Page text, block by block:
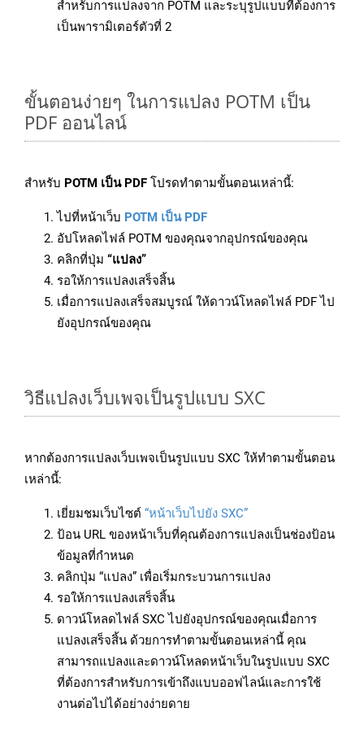
สำหรับการแปลงจาก POTM และระบุรูปแบบที่ต้องการ
เป็นพารามิเตอร์ตัวที่ 2
ขั้นตอนง่ายๆ ในการแปลง POTM เป็น
PDF ออนไลน์
สำหรับ POTM เป็น PDF โปรดทำตามขั้นตอนเหล่านี้:
ไปที่หน้าเว็บ POTM เป็น PDF
อัปโหลดไฟล์ POTM ของคุณจากอุปกรณ์ของคุณ
คลิกที่ปุ่ม “แปลง”
รอให้การแปลงเสร็จสิ้น
เมื่อการแปลงเสร็จสมบูรณ์ ให้ดาวน์โหลดไฟล์ PDF ไป
ยังอุปกรณ์ของคุณ
วิธีแปลงเว็บเพจเป็นรูปแบบ SXC
หากต้องการแปลงเว็บเพจเป็นรูปแบบ SXC ให้ทำตามขั้นตอน
เหล่านี้:
เยี่ยมชมเว็บไซต์ “หน้าเว็บไปยัง SXC”
ป้อน URL ของหน้าเว็บที่คุณต้องการแปลงเป็นช่องป้อน
ข้อมูลที่กำหนด
คลิกปุ่ม “แปลง” เพื่อเริ่มกระบวนการแปลง
รอให้การแปลงเสร็จสิ้น
ดาวน์โหลดไฟล์ SXC ไปยังอุปกรณ์ของคุณเมื่อการ
แปลงเสร็จสิ้น ด้วยการทำตามขั้นตอนเหล่านี้ คุณ
สามารถแปลงและดาวน์โหลดหน้าเว็บในรูปแบบ SXC
ที่ต้องการสำหรับการเข้าถึงแบบออฟไลน์และการใช้
งานต่อไปได้อย่างง่ายดาย